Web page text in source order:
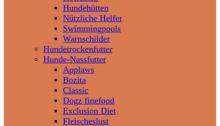
Hundehütten
Nützliche Helfer
Swimmingpools
Warnschilder
Hundetrockenfutter
Hunde-Nassfutter
Applaws
Bozita
Classic
Dogz finefood
Exclusion Diet
Fleischeslust